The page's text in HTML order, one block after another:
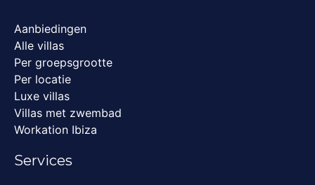
Aanbiedingen
Alle villas
Per groepsgrootte
Per locatie
Luxe villas
Villas met zwembad
Workation Ibiza
Services